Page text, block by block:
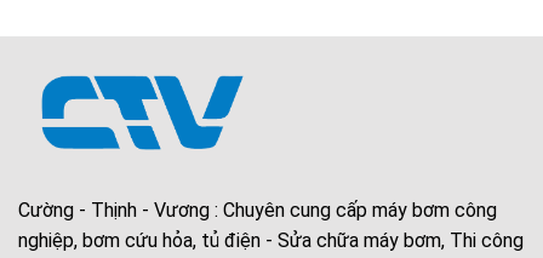
Cường - Thịnh - Vương : Chuyên cung cấp máy bơm công
nghiệp, bơm cứu hỏa, tủ điện - Sửa chữa máy bơm, Thi công